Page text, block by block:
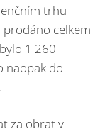
trhu
celkem
1 260
naopak do
za obrat v